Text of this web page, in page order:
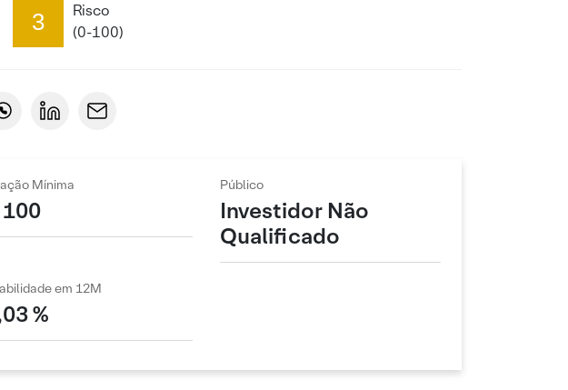
3
Risco
(0-100)
Mínima
100
Público
Investidor Não
Qualificado
em 12M
%